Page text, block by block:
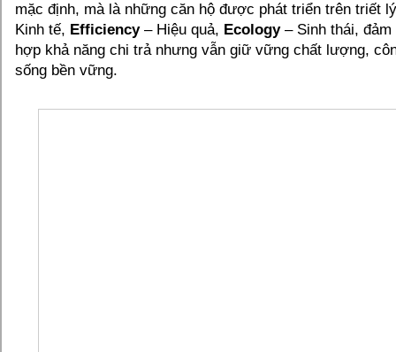
mặc định, mà là những căn hộ được phát triển trên triết
Kinh tế, Efficiency– Hiệu quả, Ecology– Sinh thái, đảm
hợp khả năng chi trả nhưng vẫn giữ vững chất lượng,
sống bền vững.